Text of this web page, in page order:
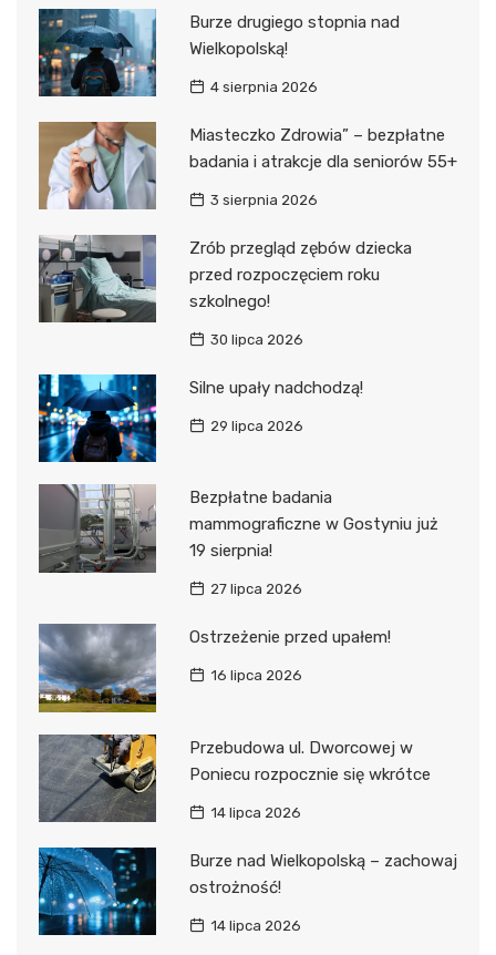
Burze drugiego stopnia nad
Wielkopolską!
4 sierpnia 2026
Miasteczko Zdrowia” – bezpłatne
badania i atrakcje dla seniorów 55+
3 sierpnia 2026
Zrób przegląd zębów dziecka
przed rozpoczęciem roku
szkolnego!
30 lipca 2026
Silne upały nadchodzą!
29 lipca 2026
Bezpłatne badania
mammograficzne w Gostyniu już
19 sierpnia!
27 lipca 2026
Ostrzeżenie przed upałem!
16 lipca 2026
Przebudowa ul. Dworcowej w
Poniecu rozpocznie się wkrótce
14 lipca 2026
Burze nad Wielkopolską – zachowaj
ostrożność!
14 lipca 2026